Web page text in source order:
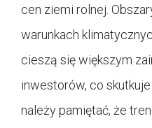
cen ziemi rolnej.
warunkach
cieszą się większym
inwestorów, co
należy pamiętać, że